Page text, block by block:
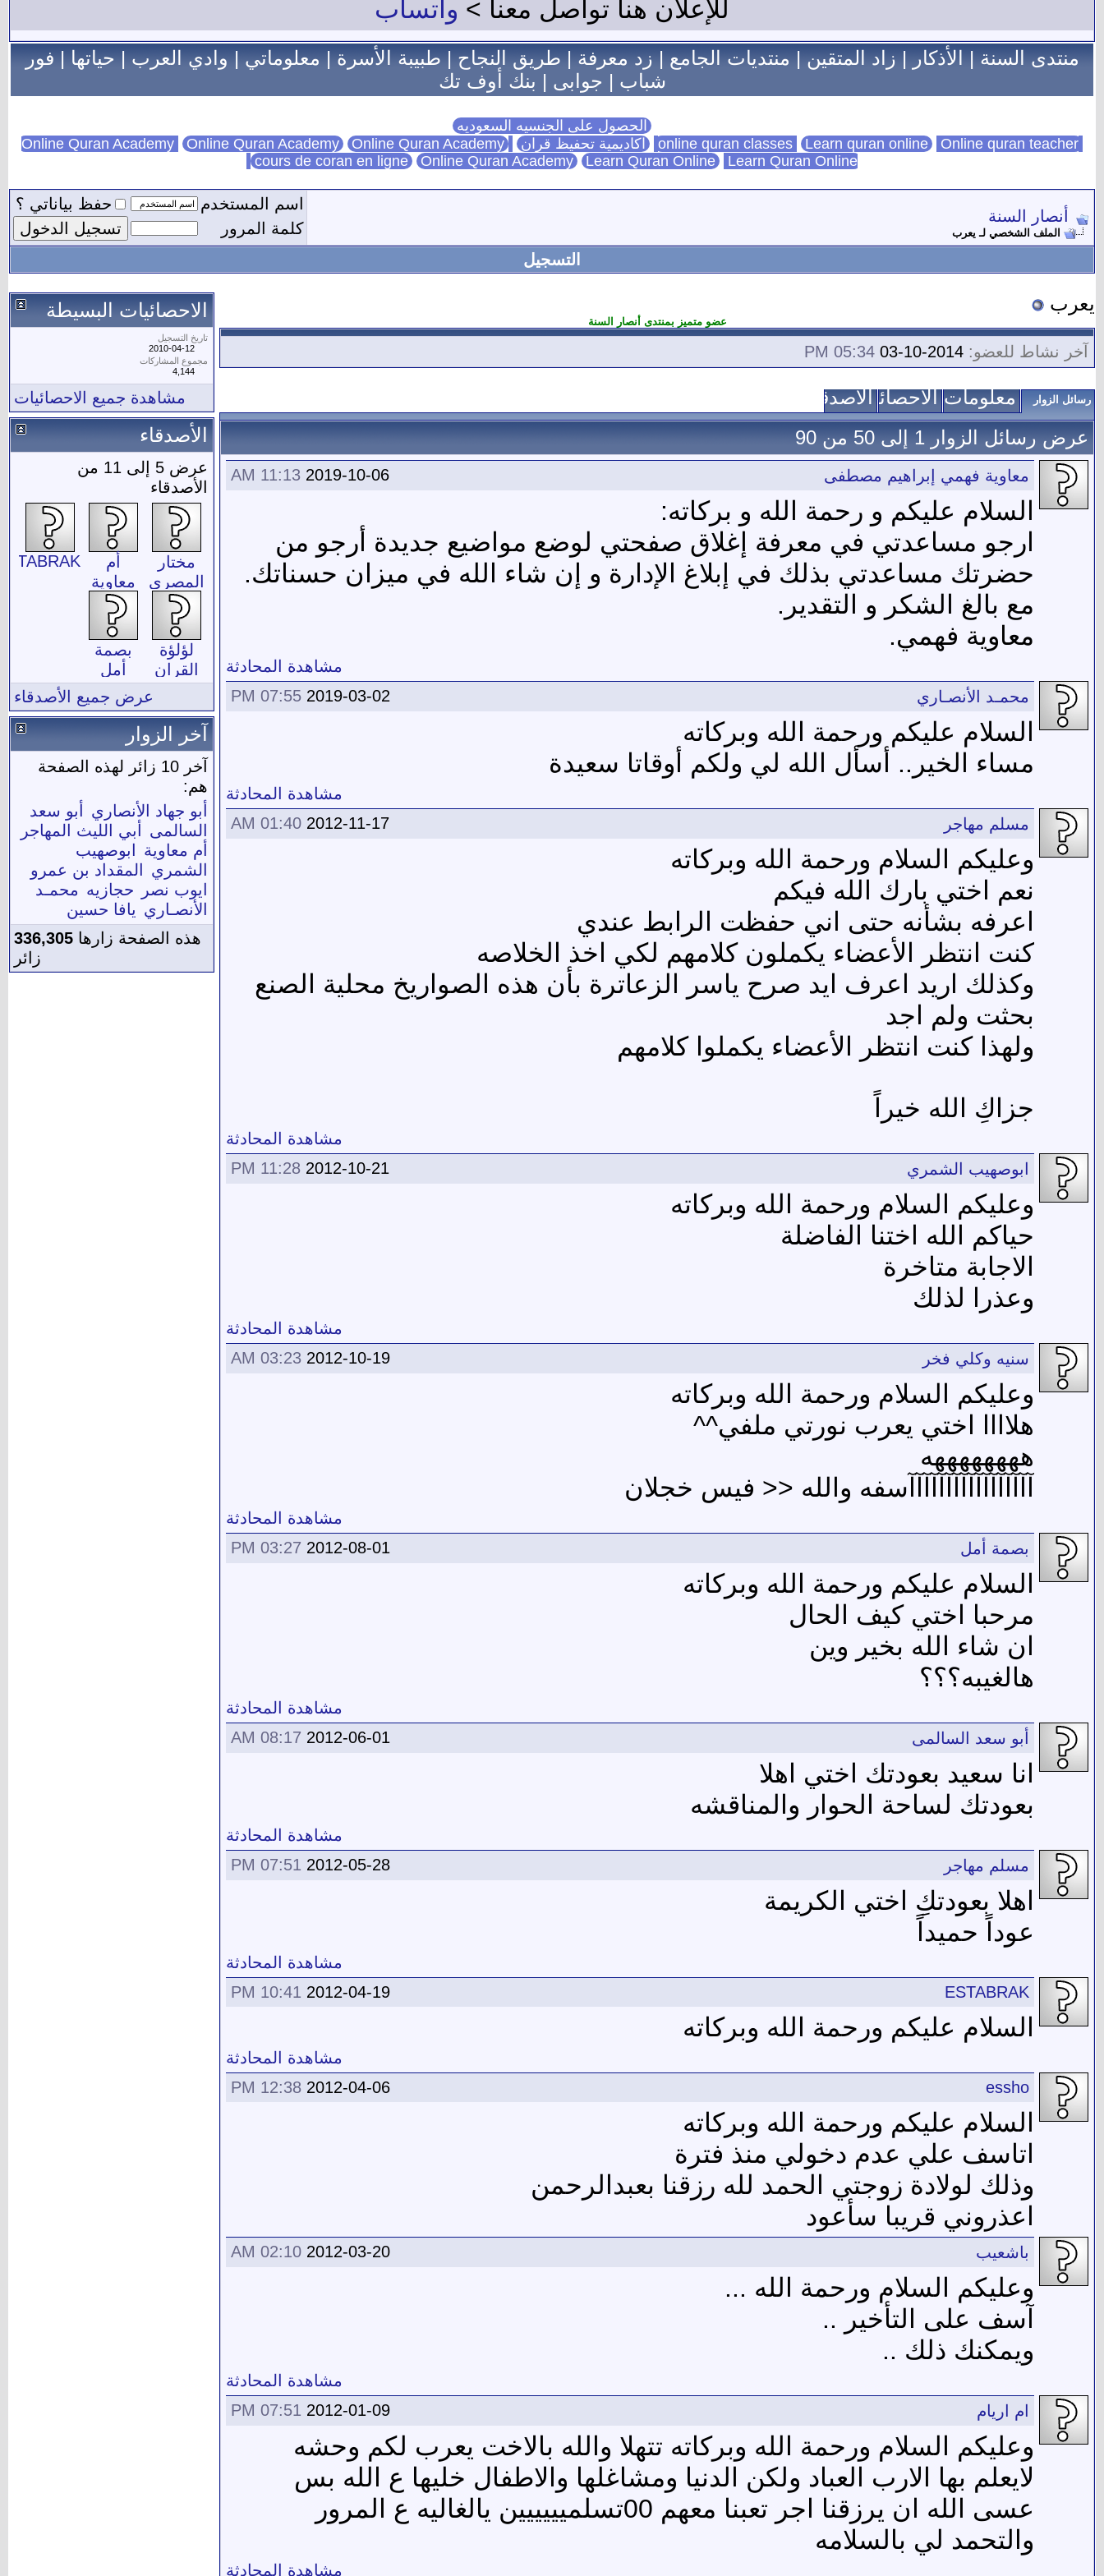
للإعلان هنا تواصل معنا > واتساب
منتدى السنة|الأذكار|زاد المتقين|منتديات الجامع|زد معرفة|طريق النجاح|طبيبة الأسرة|معلوماتي|وادي العرب|حياتها|فور
شباب | جوابى | بنك أوف تك
الحصول على الجنسيه السعوديه
Learn quran online Online quran teacher اكاديمية تحفيظ قران Online Quran Academy Online Quran Academy
cours de coran en ligne Online Quran Academy Learn Quran Online Learn Quran Online
أنصار السنة
الملف الشخصي لـ يعرب
اسم المستخدم
حفظ بياناتي ؟
كلمة المرور
التسجيل
يعرب
عضو متميز بمنتدى أنصار السنة
آخر نشاط للعضو: 05:34 PM
رسائل الزوار معلومات عنيالاحصائياتالأصدقاء
عرض رسائل الزوار 1 إلى
50من90
2019-10-06
11:13 AM معاوية فهمي إبراهيم مصطفى
السلام عليكم و رحمة الله و بركاته:
ارجو مساعدتي في معرفة إغلاق صفحتي لوضع مواضيع جديدة أرجو من
حضرتك مساعدتي بذلك في إبلاغ الإدارة و إن شاء الله في ميزان حسناتك.
مع بالغ الشكر و التقدير.
معاوية فهمي.
مشاهدة المحادثة
2019-03-02
07:55 PM محمـد الأنصـاري
السلام عليكم ورحمة الله وبركاته
مساء الخير.. أسأل الله لي ولكم أوقاتا سعيدة
مشاهدة المحادثة
2012-11-17
01:40 AM مسلم مهاجر
وعليكم السلام ورحمة الله وبركاته
نعم اختي بارك الله فيكم
اعرفه بشأنه حتى اني حفظت الرابط عندي
كنت انتظر الأعضاء يكملون كلامهم لكي اخذ الخلاصه
وكذلك اريد اعرف ايد صرح ياسر الزعاترة بأن هذه الصواريخ محلية الصنع
بحثت ولم اجد
ولهذا كنت انتظر الأعضاء يكملوا كلامهم
جزاكِ الله خيراً
مشاهدة المحادثة
2012-10-21
11:28 PM ابوصهيب الشمري
وعليكم السلام ورحمة الله وبركاته
حياكم الله اختنا الفاضلة
الاجابة متاخرة
وعذرا لذلك
مشاهدة المحادثة
2012-10-19
03:23 AM سنيه وكلي فخر
وعليكم السلام ورحمة الله وبركاته
هلاااا اختي يعرب نورتي ملفي^^
ههههههههه
آآآآآآآآآآآآآآآآآسفه والله << فيس خجلان
مشاهدة المحادثة
2012-08-01
03:27 PM بصمة أمل
السلام عليكم ورحمة الله وبركاته
مرحبا اختي كيف الحال
ان شاء الله بخير وين
هالغيبه؟؟؟
مشاهدة المحادثة
2012-06-01
08:17 AM أبو سعد السالمى
انا سعيد بعودتك اختي اهلا
بعودتك لساحة الحوار والمناقشه
مشاهدة المحادثة
2012-05-28
07:51 PM مسلم مهاجر
اهلا بعودتكِ اختي الكريمة
عوداً حميداً
مشاهدة المحادثة
2012-04-19
10:41 PM ESTABRAK
السلام عليكم ورحمة الله وبركاته
مشاهدة المحادثة
2012-04-06
12:38 PM essho
السلام عليكم ورحمة الله وبركاته
اتاسف علي عدم دخولي منذ فترة
وذلك لولادة زوجتي الحمد لله رزقنا بعبدالرحمن
اعذروني قريبا سأعود
2012-03-20
02:10 AM باشعيب
وعليكم السلام ورحمة الله ...
آسف على التأخير ..
ويمكنك ذلك ..
مشاهدة المحادثة
2012-01-09
07:51 PM ام اريام
وعليكم السلام ورحمة الله وبركاته تتهلا والله بالاخت يعرب لكم وحشه
لايعلم بها الارب العباد ولكن الدنيا ومشاغلها والاطفال خليها ع الله بس
عسى الله ان يرزقنا اجر تعبنا معهم 00تسلميييييين يالغاليه ع المرور
والتحمد لي بالسلامه
مشاهدة المحادثة
الاحصائيات البسيطة
تاريخ التسجيل
2010-04-12
مجموع المشاركات
4,144
مشاهدة جميع الاحصائيات
الأصدقاء
عرض 5 إلى 11 من
الأصدقاء
مختار
المصرى
أم
معاوية
لؤلؤة
القران
بصمة
أمل
عرض جميع الأصدقاء
آخر الزوار
آخر 10 زائر لهذه الصفحة
هم:
أبو جهاد الأنصاري
أبو سعد
السالمى
أبي الليث المهاجر
أم معاوية
ابوصهيب
الشمري
المقداد بن عمرو
ايوب نصر
حجازيه محمـد
الأنصـاري يافا حسين
هذه الصفحة زارها 336,305
زائر